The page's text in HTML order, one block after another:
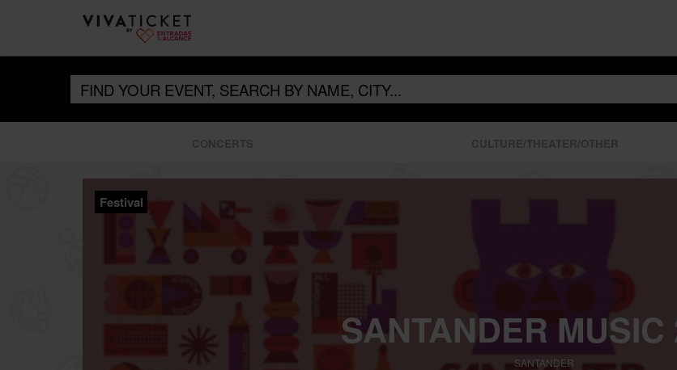
Festival
SANTANDER MUSIC
SANTANDER